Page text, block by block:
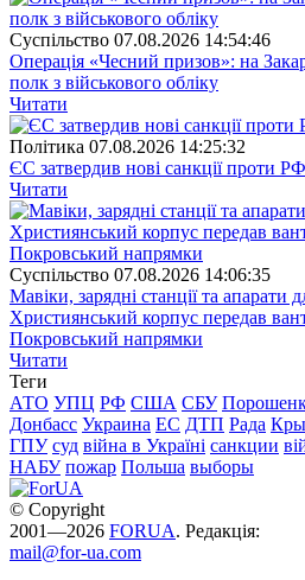
Суспiльство 07.08.2026 14:54:46
Операція «Чесний призов»: на
полк з військового обліку
Читати
Полiтика 07.08.2026 14:25:32
ЄС затвердив нові санкції проти РФ
Читати
Суспiльство 07.08.2026 14:06:35
Мавіки, зарядні станції та апарати
Християнський корпус передав
Покровський напрямки
Читати
Теги
АТО УПЦ РФ США СБУ
Донбасс Украина ЕС ДТП Рада
ГПУ суд війна в Україні санкции
НАБУ пожар Польша выборы
© Copyright
2001—2026 FORUA. Редакція:
mail@for-ua.com